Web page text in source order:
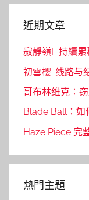
近期文章
寂靜嶺F 持續
初雪樱: 线路与
哥布林维克：
Blade Ball：如
Haze Piece 完
熱門主題